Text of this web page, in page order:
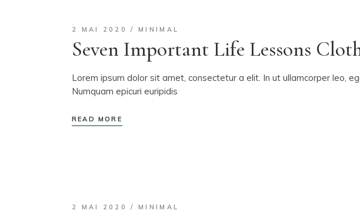
2 MAI 2020 MINIMAL
Seven Important Life Lessons
Lorem ipsum dolor sit amet, consectetur a elit. In ut ullamcorper leo,
Numquam epicuri euripidis
READ MORE
2 MAI 2020 MINIMAL